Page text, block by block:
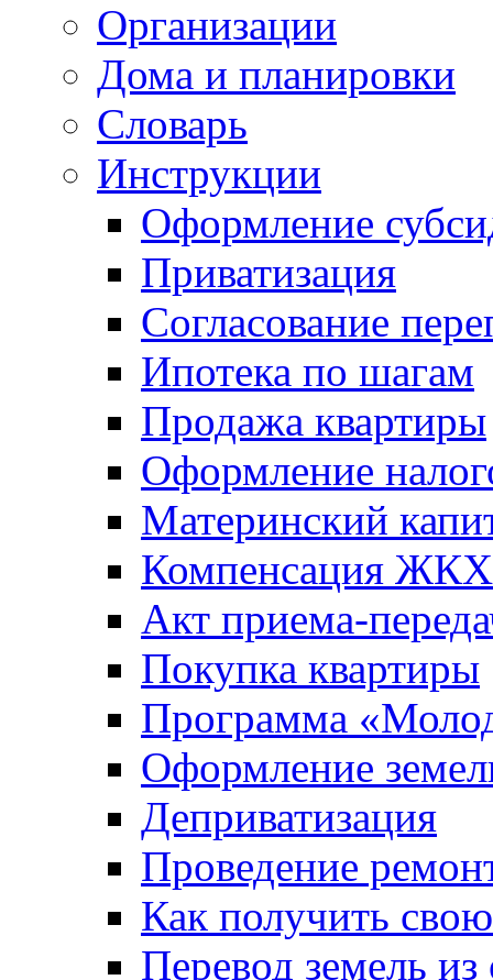
Организации
Дома и планировки
Словарь
Инструкции
Оформление
Приватизация
Согласование
Ипотека по шагам
Продажа квартиры
Оформление
Материнский
Компенсация ЖКХ
Акт приема-
Покупка квартиры
Программа
Оформление
Деприватизация
Проведение
Как получить
Перевод земель